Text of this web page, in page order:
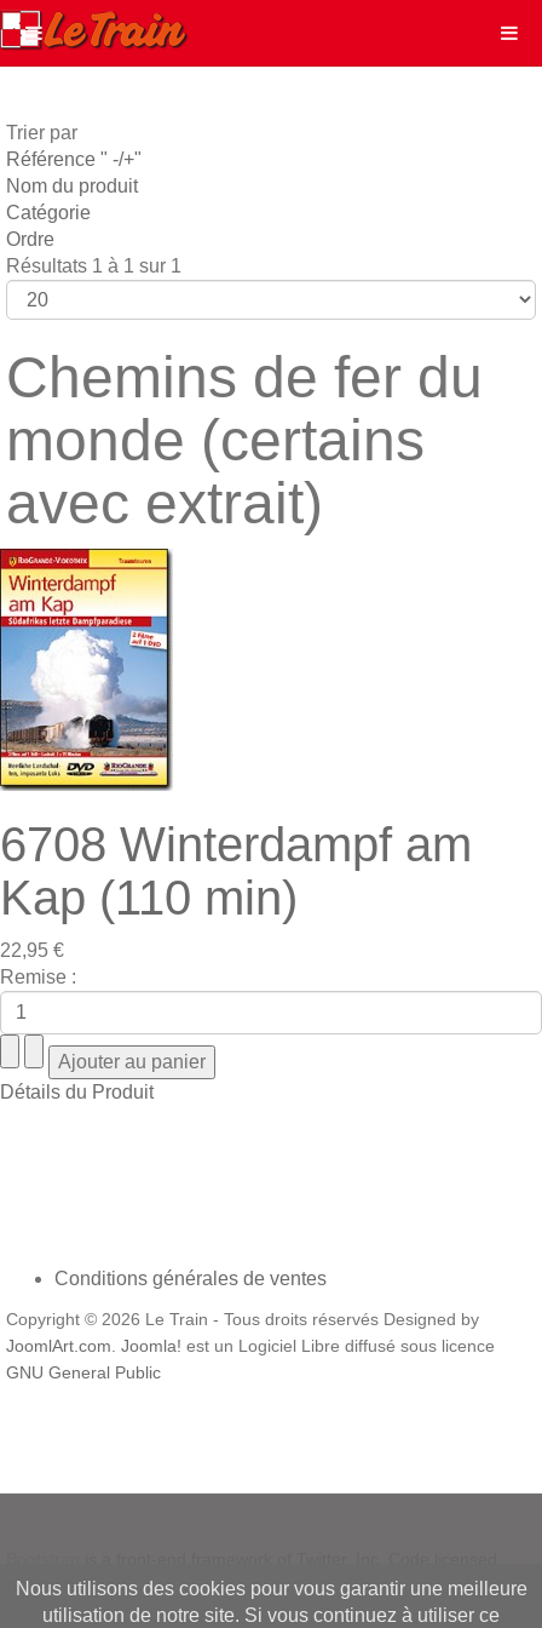
Trier par
Référence " -/+"
Nom du produit
Catégorie
Ordre
Résultats 1 à 1 sur 1
Chemins de fer du
monde (certains
avec extrait)
6708 Winterdampf am
Kap (110 min)
22,95 €
Remise :
Détails du Produit
Conditions générales de ventes
Copyright © 2026 Le Train - Tous droits réservés Designed by
JoomlArt.com. Joomla! est un Logiciel Libre diffusé sous licence
GNU General Public
underMIT License.
Font Awesomefont licensed underSIL OFL 1.1.
Nous utilisons des cookies pour vous garantir une meilleure
utilisation de notre site. Si vous continuez à utiliser ce